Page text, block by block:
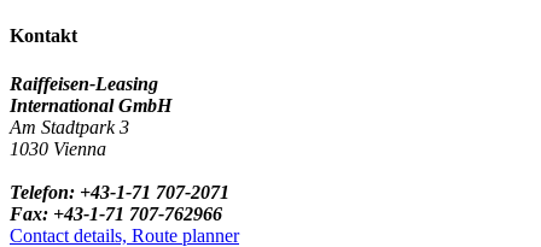
Kontakt
Raiffeisen-Leasing
International GmbH
Am Stadtpark 3
1030 Vienna
Telefon: +43-1-71 707-2071
Fax: +43-1-71 707-762966
Contact details, Route planner